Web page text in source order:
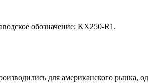
обозначение: KX250-R1.
для американского рынка,